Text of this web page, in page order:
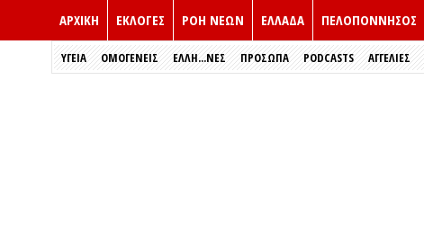
ΑΡΧΙΚΗ ΕΚΛΟΓΈΣ ΡΟΗ ΝΕΩΝ ΕΛΛΑΔΑ ΠΕΛΟΠΟΝΝΗΣΟΣ
ΥΓΕΙΑ ΟΜΟΓΕΝΕΙΣ ΈΛΛΗ...ΝΕΣ ΠΡΌΣΩΠΑ PODCASTS ΑΓΓΕΛΙΕΣ